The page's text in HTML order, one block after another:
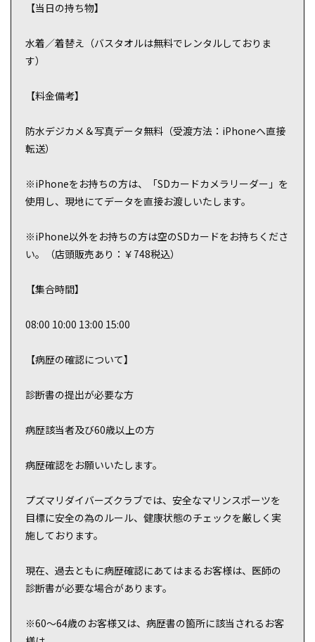
【当日の持ち物】
水着／着替え（バスタオルは無料でレンタルしておりま
す）
【料金備考】
防水デジカメ＆写真データ無料（受渡方法：iPhoneへ直接
転送）
※iPhoneをお持ちの方は、「SDカードカメラリーダー」を
使用し、現地にてデータを直接お渡しいたします。
※iPhone以外をお持ちの方は空のSDカードをお持ちくださ
い。（店頭販売あり：￥748税込）
【集合時間】
08:00 10:00 13:00 15:00
【病歴の確認について】
診断書の提出が必要な方
病歴該当者及び60歳以上の方
病歴確認をお願いいたします。
プズマリダイバーズクラブでは、安全なマリンスポーツを
目標に安全の為のルール、健康状態のチェックを厳しく実
施しております。
現在、過去ともに病歴確認にあてはまるお客様は、医師の
診断書が必要な場合があります。
※60～64歳のお客様又は、病歴書の箇所に該当されるお客